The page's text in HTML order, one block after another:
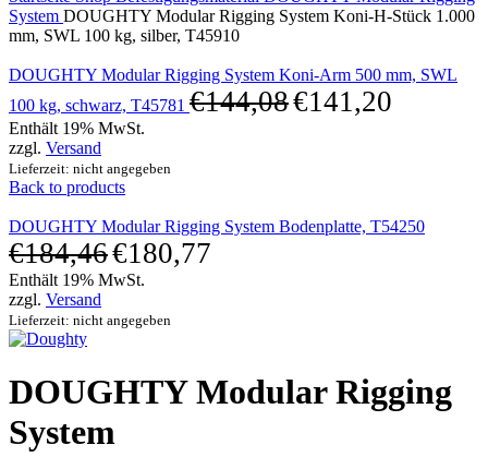
System DOUGHTY Modular Rigging System Koni-H-Stück 1.000
mm, SWL 100 kg, silber, T45910
DOUGHTY Modular Rigging System Koni-Arm 500 mm, SWL
100 kg, schwarz, T45781 €144,08€141,20
Enthält 19% MwSt.
zzgl. Versand
Lieferzeit: nicht angegeben
Back to products
DOUGHTY Modular Rigging System Bodenplatte, T54250
€184,46€180,77
Enthält 19% MwSt.
zzgl. Versand
Lieferzeit: nicht angegeben
DOUGHTY Modular Rigging
System